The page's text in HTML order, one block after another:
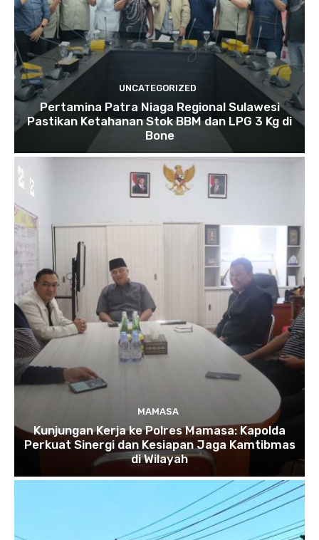
UNCATEGORIZED
Pertamina Patra Niaga Regional Sulawesi
Pastikan Ketahanan Stok BBM dan LPG 3 Kg di
Bone
MAMASA
Kunjungan Kerja ke Polres Mamasa: Kapolda
Perkuat Sinergi dan Kesiapan Jaga Kamtibmas
di Wilayah